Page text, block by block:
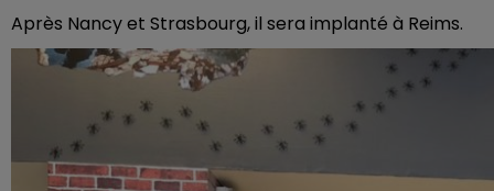
Après Nancy et Strasbourg, il sera implanté à Reims.